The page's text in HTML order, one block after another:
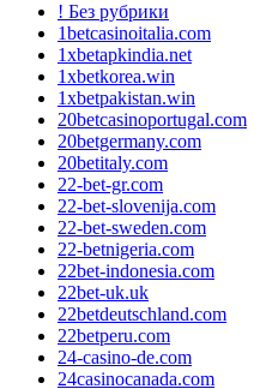
! Без рубрики
1betcasinoitalia.com
1xbetapkindia.net
1xbetkorea.win
1xbetpakistan.win
20betcasinoportugal.com
20betgermany.com
20betitaly.com
22-bet-gr.com
22-bet-slovenija.com
22-bet-sweden.com
22-betnigeria.com
22bet-indonesia.com
22bet-uk.uk
22betdeutschland.com
22betperu.com
24-casino-de.com
24casinocanada.com